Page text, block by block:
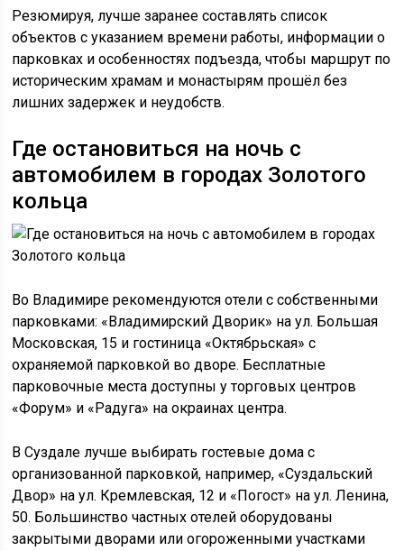
Резюмируя, лучше заранее составлять список
объектов с указанием времени работы, информации о
парковках и особенностях подъезда, чтобы маршрут по
историческим храмам и монастырям прошёл без
лишних задержек и неудобств.
Где остановиться на ночь с
автомобилем в городах Золотого
кольца
Во Владимире рекомендуются отели с собственными
парковками: «Владимирский Дворик» на ул. Большая
Московская, 15 и гостиница «Октябрьская» с
охраняемой парковкой во дворе. Бесплатные
парковочные места доступны у торговых центров
«Форум» и «Радуга» на окраинах центра.
В Суздале лучше выбирать гостевые дома с
организованной парковкой, например, «Суздальский
Двор» на ул. Кремлевская, 12 и «Погост» на ул. Ленина,
50. Большинство частных отелей оборудованы
закрытыми дворами или огороженными участками